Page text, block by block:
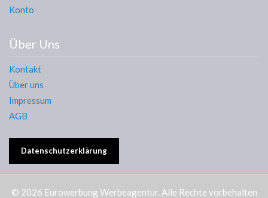
Konto
Über Uns
Kontakt
Über uns
Impressum
AGB
Datenschutzerklärung
© 2026 Eurowerbung Werbeagentur. Alle Rechte vorbehalten